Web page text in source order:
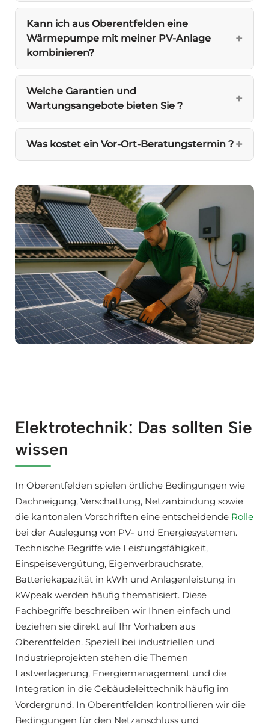
Kann ich aus Oberentfelden eine
Wärmepumpe mit meiner PV-Anlage
kombinieren?
Welche Garantien und
Wartungsangebote bieten Sie ?
Was kostet ein Vor-Ort-Beratungstermin ?
Elektrotechnik: Das sollten Sie
wissen
In Oberentfelden spielen örtliche Bedingungen wie
Dachneigung, Verschattung, Netzanbindung sowie
die kantonalen Vorschriften eine entscheidende Rolle
bei der Auslegung von PV- und Energiesystemen.
Technische Begriffe wie Leistungsfähigkeit,
Einspeisevergütung, Eigenverbrauchsrate,
Batteriekapazität in kWh und Anlagenleistung in
kWpeak werden häufig thematisiert. Diese
Fachbegriffe beschreiben wir Ihnen einfach und
beziehen sie direkt auf Ihr Vorhaben aus
Oberentfelden. Speziell bei industriellen und
Industrieprojekten stehen die Themen
Lastverlagerung, Energiemanagement und die
Integration in die Gebäudeleittechnik häufig im
Vordergrund. In Oberentfelden kontrollieren wir die
Bedingungen für den Netzanschluss und